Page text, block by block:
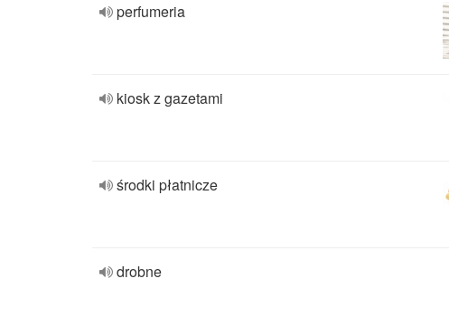
perfumeria
kiosk z gazetami
środki płatnicze
drobne